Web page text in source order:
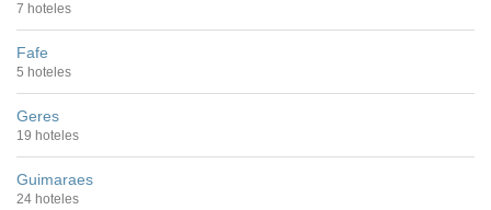
7 hoteles
Fafe
5 hoteles
Geres
19 hoteles
Guimaraes
24 hoteles